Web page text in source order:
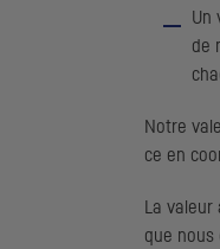
Un
de
Notre
ce en
La
que nous